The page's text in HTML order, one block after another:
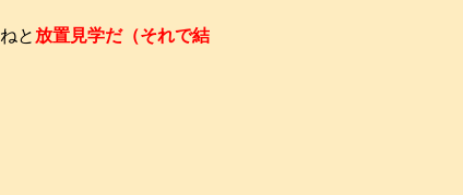
と 放置見学だ（それで結